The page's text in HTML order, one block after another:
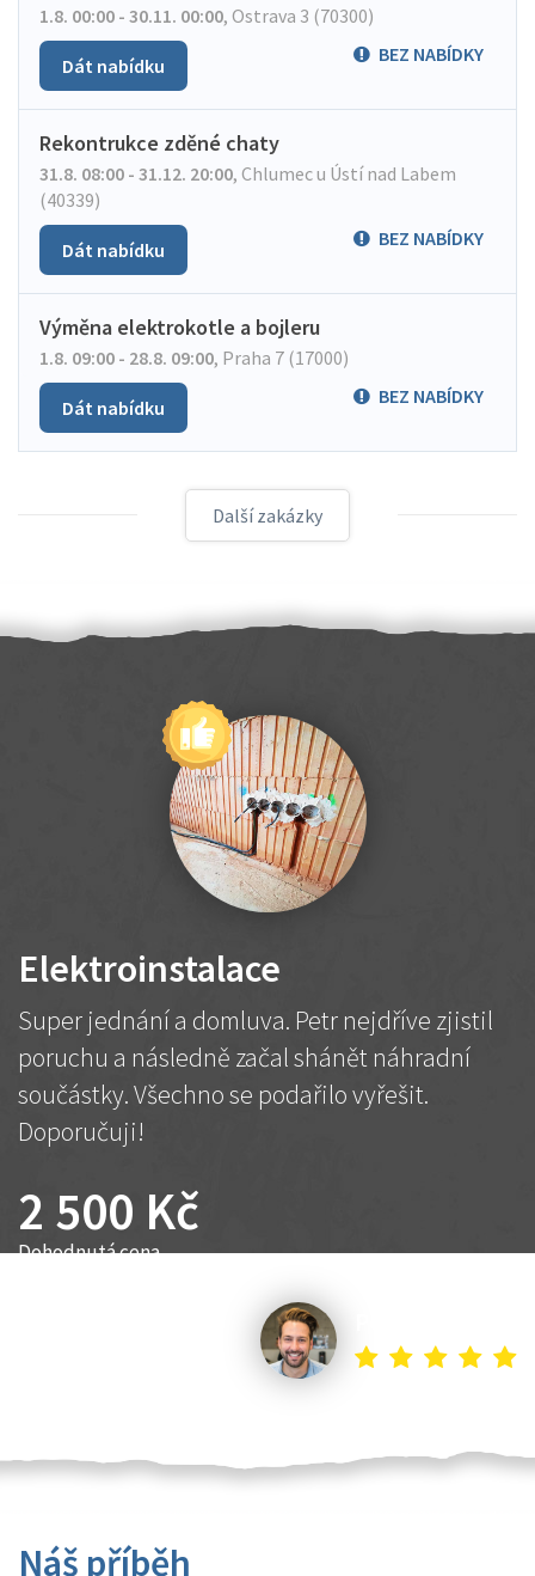
1.8. 00:00 - 30.11. 00:00, Ostrava 3 (70300)
BEZ NABÍDKY
Dát nabídku
Rekontrukce zděné chaty
31.8. 08:00 - 31.12. 20:00, Chlumec u Ústí nad Labem
(40339)
BEZ NABÍDKY
Dát nabídku
Výměna elektrokotle a bojleru
1.8. 09:00 - 28.8. 09:00, Praha 7 (17000)
BEZ NABÍDKY
Dát nabídku
Další zakázky
Elektroinstalace
Super jednání a domluva. Petr nejdříve zjistil
poruchu a následně začal shánět náhradní
součástky. Všechno se podařilo vyřešit.
Doporučuji!
2 500 Kč
Dohodnutá cena
Náš příběh